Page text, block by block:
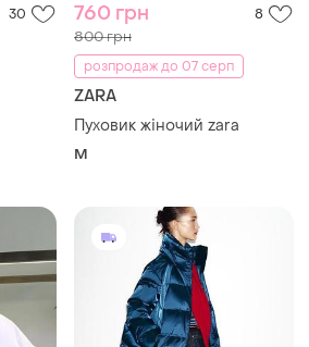
30 760 грн 8
800 грн
розпродаж до 07 серп
ZARA
Пуховик жіночий zara
M